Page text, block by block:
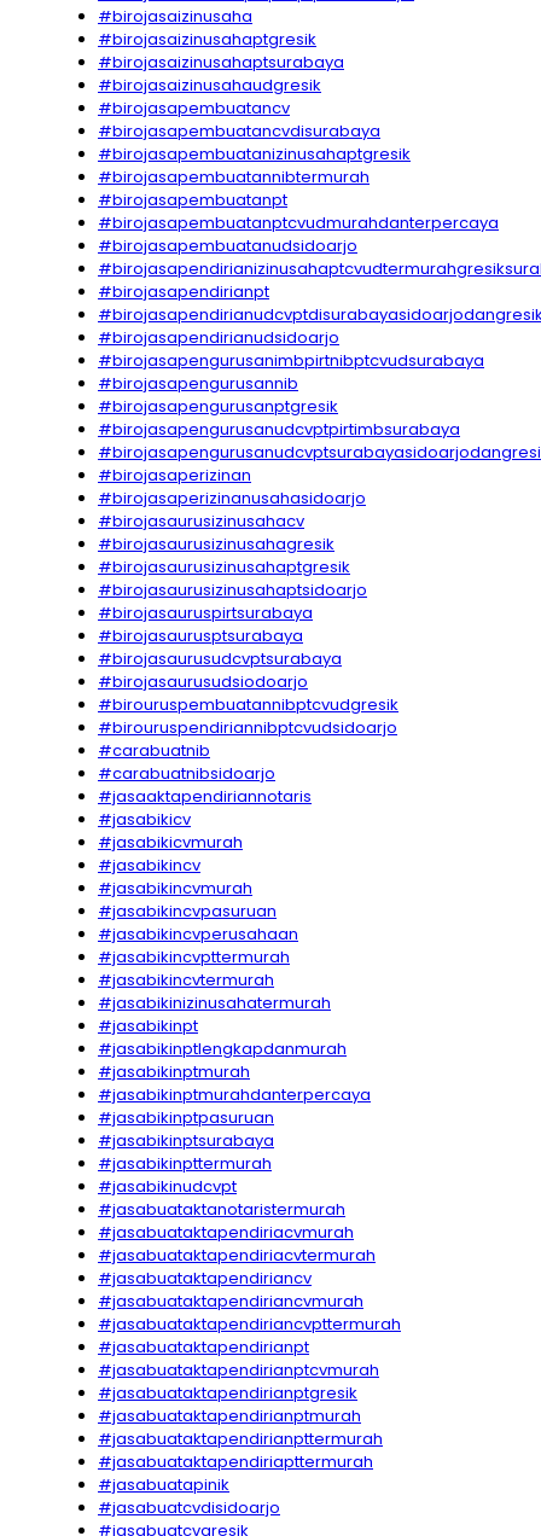
#birojasaizinusaha
#birojasaizinusahaptgresik
#birojasaizinusahaptsurabaya
#birojasaizinusahaudgresik
#birojasapembuatancv
#birojasapembuatancvdisurabaya
#birojasapembuatanizinusahaptgresik
#birojasapembuatannibtermurah
#birojasapembuatanpt
#birojasapembuatanptcvudmurahdanterpercaya
#birojasapembuatanudsidoarjo
#birojasapendirianpt
#birojasapendirianudsidoarjo
#birojasapengurusanimbpirtnibptcvudsurabaya
#birojasapengurusannib
#birojasapengurusanptgresik
#birojasapengurusanudcvptpirtimbsurabaya
#birojasaperizinan
#birojasaperizinanusahasidoarjo
#birojasaurusizinusahacv
#birojasaurusizinusahagresik
#birojasaurusizinusahaptgresik
#birojasaurusizinusahaptsidoarjo
#birojasauruspirtsurabaya
#birojasaurusptsurabaya
#birojasaurusudcvptsurabaya
#birojasaurusudsiodoarjo
#birouruspembuatannibptcvudgresik
#birouruspendiriannibptcvudsidoarjo
#carabuatnib
#carabuatnibsidoarjo
#jasaaktapendiriannotaris
#jasabikicv
#jasabikicvmurah
#jasabikincv
#jasabikincvmurah
#jasabikincvpasuruan
#jasabikincvperusahaan
#jasabikincvpttermurah
#jasabikincvtermurah
#jasabikinizinusahatermurah
#jasabikinpt
#jasabikinptlengkapdanmurah
#jasabikinptmurah
#jasabikinptmurahdanterpercaya
#jasabikinptpasuruan
#jasabikinptsurabaya
#jasabikinpttermurah
#jasabikinudcvpt
#jasabuataktanotaristermurah
#jasabuataktapendiriacvmurah
#jasabuataktapendiriacvtermurah
#jasabuataktapendiriancv
#jasabuataktapendiriancvmurah
#jasabuataktapendiriancvpttermurah
#jasabuataktapendirianpt
#jasabuataktapendirianptcvmurah
#jasabuataktapendirianptgresik
#jasabuataktapendirianptmurah
#jasabuataktapendirianpttermurah
#jasabuataktapendiriapttermurah
#jasabuatapinik
#jasabuatcvdisidoarjo
#jasabuatcvgresik